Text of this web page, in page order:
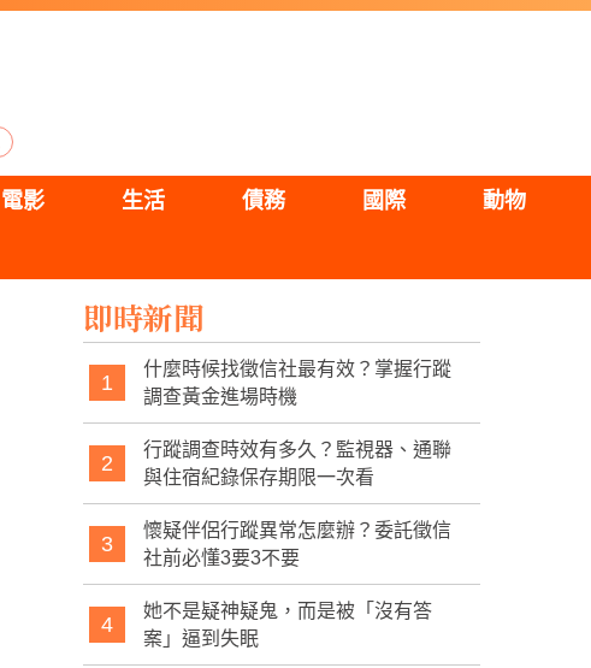
電影 生活 債務 國際 動物
即時新聞
1
什麼時候找徵信社最有效？掌握行蹤
調查黃金進場時機
2
行蹤調查時效有多久？監視器、通聯
與住宿紀錄保存期限一次看
3
懷疑伴侶行蹤異常怎麼辦？委託徵信
社前必懂3要3不要
4
她不是疑神疑鬼，而是被「沒有答
案」逼到失眠